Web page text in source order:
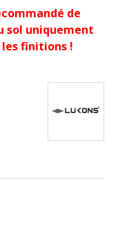
de
sol uniquement
finitions !